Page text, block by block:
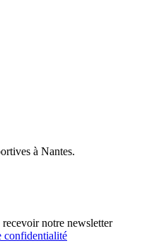
à Nantes.
notre newsletter
confidentialité